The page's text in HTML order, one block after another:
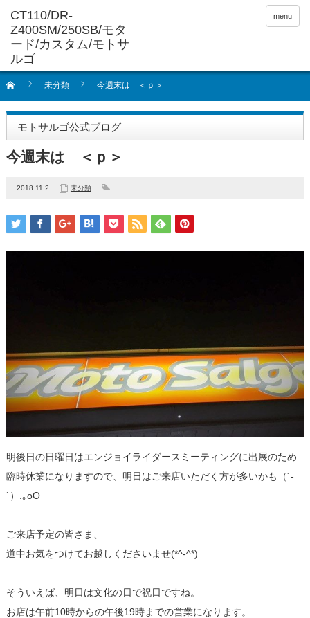
menu
未分類 今週末は ＜ｐ＞
モトサルゴ公式ブログ
今週末は ＜ｐ＞
2018.11.2 未分類
明後日の日曜日はエンジョイライダースミーティングに出展のため
臨時休業になりますので、明日はご来店いただく方が多いかも（´-
`）.｡oO
ご来店予定の皆さま、
道中お気をつけてお越しくださいませ(*^-^*)
そういえば、明日は文化の日で祝日ですね。
お店は午前10時からの午後19時までの営業になります。